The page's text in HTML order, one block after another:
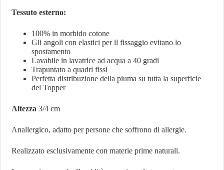
Tessuto esterno:
100% in morbido cotone
Gli angoli con elastici per il fissaggio evitano lo
spostamento
Lavabile in lavatrice ad acqua a 40 gradi
Trapuntato a quadri fissi
Perfetta distribuzione della piuma su tutta la superficie
del Topper
Altezza 3/4 cm
Anallergico, adatto per persone che soffrono di allergie.
Realizzato esclusivamente con materie prime naturali.